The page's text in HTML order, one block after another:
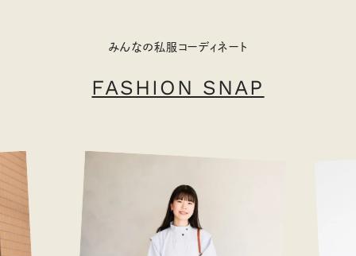
みんなの私服コーディネート
FASHION SNAP